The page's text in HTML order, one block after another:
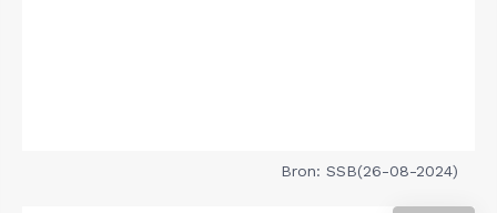
Bron: SSB(26-08-2024)